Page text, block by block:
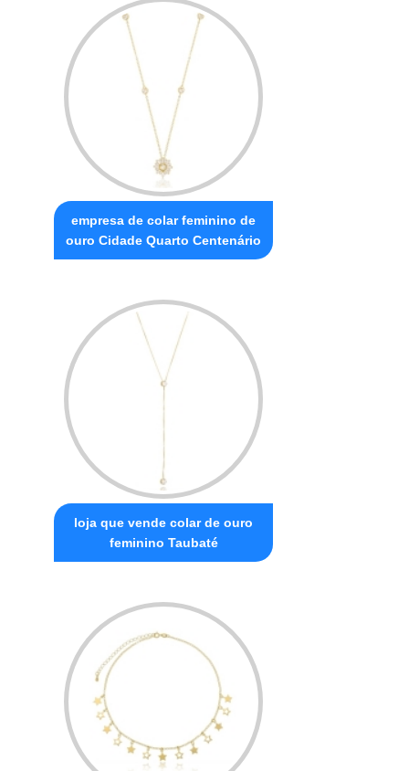
empresa de colar feminino de
ouro Cidade Quarto Centenário
loja que vende colar de ouro
feminino Taubaté